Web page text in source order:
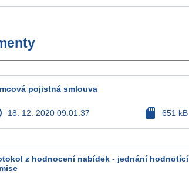
pojistná smlouva
18. 12. 2020 09:01:37 sd_card 651 kB
z hodnocení nabídek - jednání hodnotící